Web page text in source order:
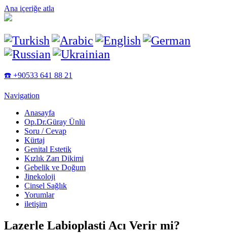
Ana içeriğe atla
☎️ +90533 641 88 21
Navigation
Anasayfa
Op.Dr.Güray Ünlü
Soru / Cevap
Kürtaj
Genital Estetik
Kızlık Zarı Dikimi
Gebelik ve Doğum
Jinekoloji
Cinsel Sağlık
Yorumlar
iletişim
Lazerle Labioplasti Acı Verir mi?